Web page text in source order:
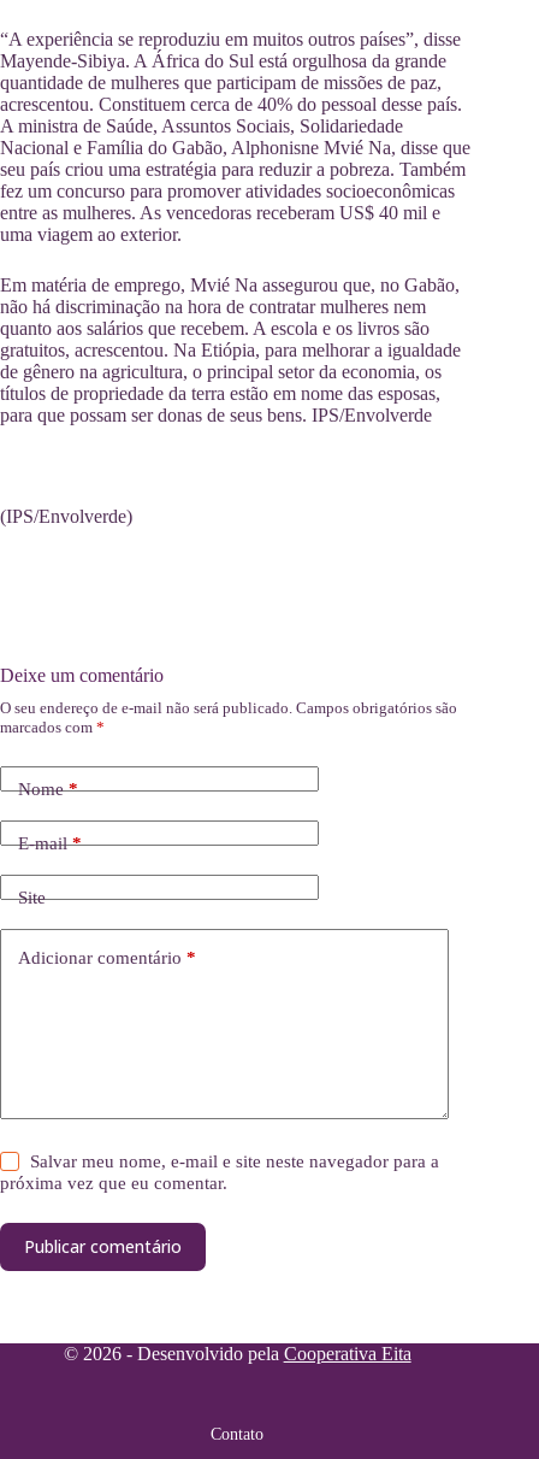
“A experiência se reproduziu em muitos outros países”, disse
Mayende-Sibiya. A África do Sul está orgulhosa da grande
quantidade de mulheres que participam de missões de paz,
acrescentou. Constituem cerca de 40% do pessoal desse país.
A ministra de Saúde, Assuntos Sociais, Solidariedade
Nacional e Família do Gabão, Alphonisne Mvié Na, disse que
seu país criou uma estratégia para reduzir a pobreza. Também
fez um concurso para promover atividades socioeconômicas
entre as mulheres. As vencedoras receberam US$ 40 mil e
uma viagem ao exterior.
Em matéria de emprego, Mvié Na assegurou que, no Gabão,
não há discriminação na hora de contratar mulheres nem
quanto aos salários que recebem. A escola e os livros são
gratuitos, acrescentou. Na Etiópia, para melhorar a igualdade
de gênero na agricultura, o principal setor da economia, os
títulos de propriedade da terra estão em nome das esposas,
para que possam ser donas de seus bens. IPS/Envolverde
(IPS/Envolverde)
Deixe um comentário
O seu endereço de e-mail não será publicado. Campos obrigatórios são
marcados com *
Nome*
E-mail*
Site
Adicionar comentário *
Salvar meu nome, e-mail e site neste navegador para a
próxima vez que eu comentar.
Publicar comentário
© 2026 - Desenvolvido pela Cooperativa Eita
Contato